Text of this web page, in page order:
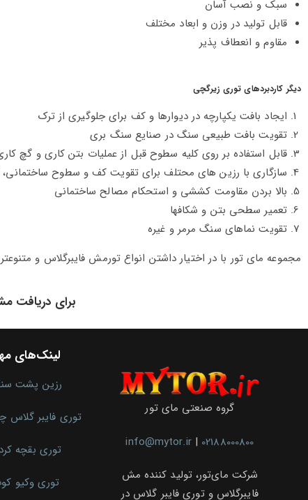
سبک و نصب آسان
قابل تولید در وزن و ابعاد مختلف
مقاوم و انعطاف پذیر
دیگر کاردبردهای توری زیرگچی
ایجاد بافت یکپارچه در دیوارها و کف برای جلوگیری از ترک
تقویت بافت طبیعی سنگ در صنایع سنگ بری
قابل استفاده بر روی کلیه سطوح قبل از عملیات بتن کاری و گچ
سازگاری با رزین های محتلف برای تقویت کف و سطوح ساختمانی،
بالا بردن مقاومت کششی و استحکام مصالح ساختمانی
تعمیر سطحی بتن و شکافها
تقویت نماهای سنگ مرمر و غیره
مجموعه مای تور با در اختیار داشتن انواع تورمش فایبرگلاس و
برای دریافت
گروه صنعتی مای تور
info@mytor.ir| 02188000800
شرکت مای‌تور، تولید کننده مش
فایبرگلاس و توری فایبر گلاس در
لینک‌های
رزین پشت
توری فایبر
توری بقچه
توری وکیو